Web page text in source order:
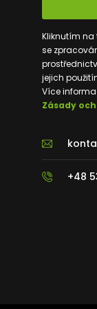
Kliknutím na
se
jejich
Více
Zásady
+48